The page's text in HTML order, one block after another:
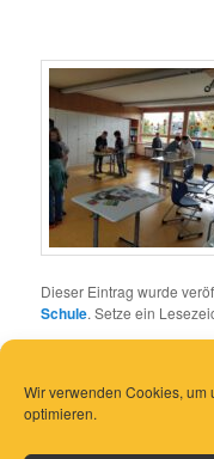
Wir verwenden Cookies, um
optimieren.
Dieser Eintrag wurde
Schule. Setze ein